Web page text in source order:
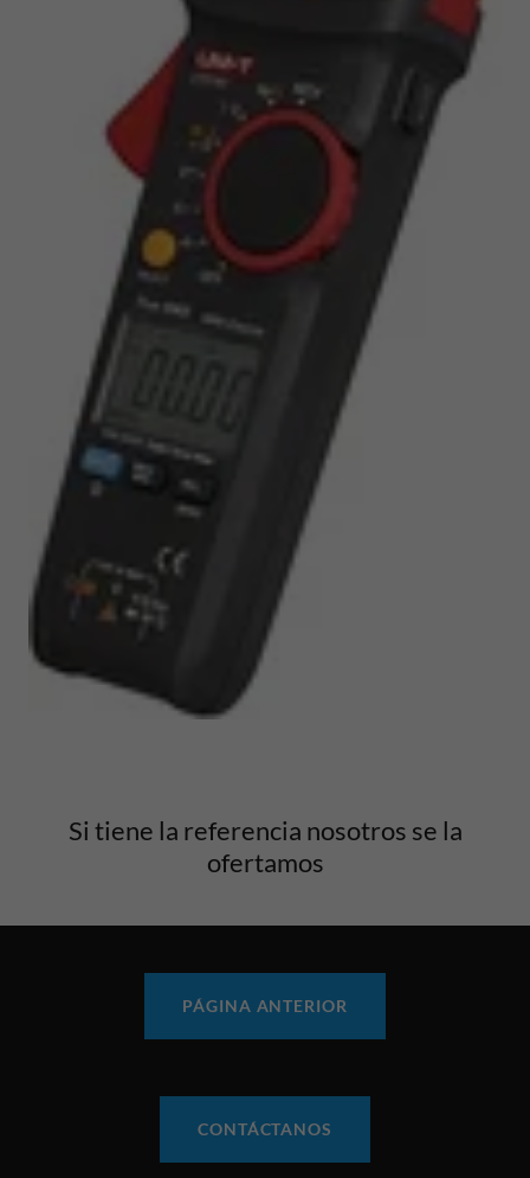
Si tiene la referencia nosotros se la
ofertamos
PÁGINA ANTERIOR
CONTÁCTANOS